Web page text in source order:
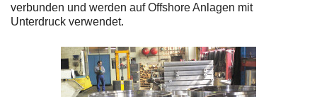
verbunden und werden auf Offshore Anlagen mit
Unterdruck verwendet.